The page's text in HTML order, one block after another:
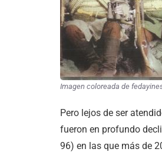
Imagen coloreada de
Pero lejos de ser
fueron en profundo
96) en las que más de